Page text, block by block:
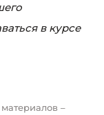
в курсе
–